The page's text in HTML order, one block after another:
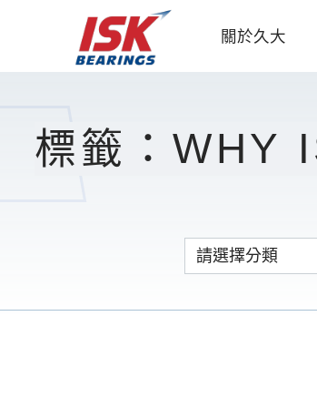
關於久大
標籤：WHY